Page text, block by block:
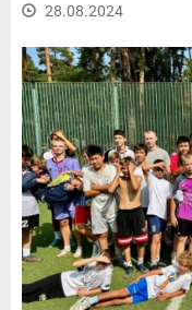
28.08.2024